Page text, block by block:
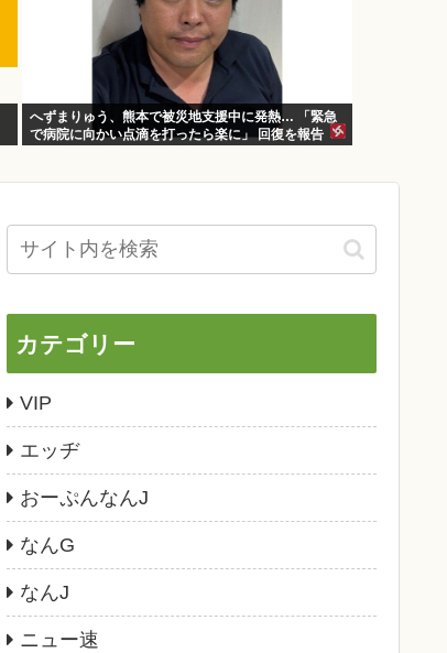
へずまりゅう、熊本で被災地支援中に発熱… 「緊急
で病院に向かい点滴を打ったら楽に」 回復を報告
カテゴリー
VIP
エッヂ
おーぷんなんJ
なんG
なんJ
ニュー速